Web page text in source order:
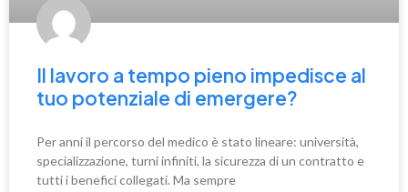
Il lavoro a tempo pieno impedisce al
tuo potenziale di emergere?
Per anni il percorso del medico è stato lineare: università,
specializzazione, turni infiniti, la sicurezza di un contratto e
tutti i benefici collegati. Ma sempre